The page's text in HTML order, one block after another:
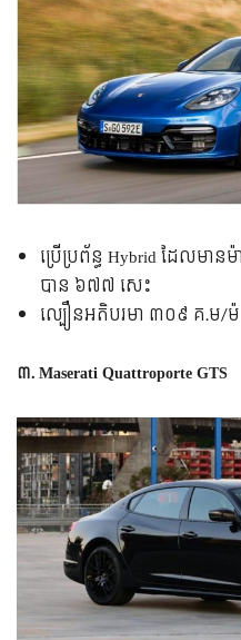
ប្រើ​ប្រព័ន្ធ​ Hybrid ដែល​មា
បាន ៦៧៧ សេះ
ល្បឿន​អតិបរមា ៣០៩ គ.ម/ម៉
៣. Maserati Quattroporte GTS